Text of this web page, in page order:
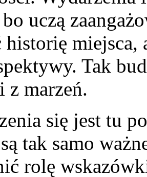
uczą
historię miejsca,
Tak
z marzeń.
się jest tu
tak samo
rolę